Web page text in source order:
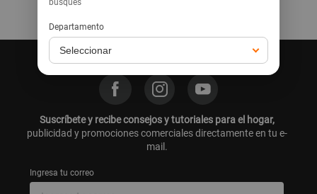
Síguenos en nuestras redes:
Suscríbete y recibe consejos y tutoriales para el hogar,
publicidad y promociones comerciales directamente en tu e-
mail.
Ingresa tu correo
Departamento